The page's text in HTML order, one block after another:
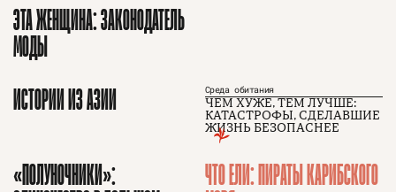
ЭТА ЖЕНЩИНА: ЗАКОНОДАТЕЛЬ
МОДЫ
ИСТОРИИ ИЗ АЗИИ
Среда обитания
ЧЕМ ХУЖЕ, ТЕМ ЛУЧШЕ:
КАТАСТРОФЫ, СДЕЛАВШИЕ
ЖИЗНЬ БЕЗОПАСНЕЕ
«ПОЛУНОЧНИКИ»: ЧТО ЕЛИ: ПИРАТЫ КАРИБСКОГО
Подписаться на журнал
Пользовательское соглашение